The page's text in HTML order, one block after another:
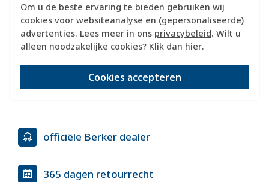
Om u de beste ervaring te bieden gebruiken wij
cookies voor websiteanalyse en (gepersonaliseerde)
advertenties. Lees meer in ons privacybeleid. Wilt u
alleen noodzakelijke cookies? Klik dan hier.
Cookies accepteren
Verwachte levertijd:
1-2 weken
+
-
officiële Berker dealer
365 dagen retourrecht